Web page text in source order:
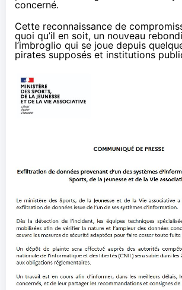
concerné.
Cette reconnaissance de
quoi qu’il en soit, un nouveau
l’imbroglio qui se joue depuis
pirates supposés et institutions